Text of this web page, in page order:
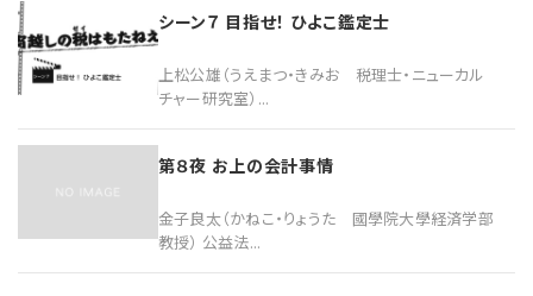
シーン７ 目指せ！ ひよこ鑑定士
上松公雄（うえまつ・きみお 税理士・ニューカル
チャー研究室）...
第８夜 お上の会計事情
金子良太（かねこ・りょうた 國學院大學経済学部
教授） 公益法...